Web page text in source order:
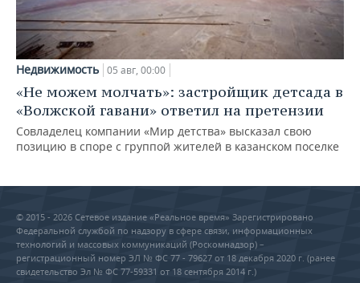
Недвижимость 05 авг, 00:00
«Не можем молчать»: застройщик детсада в
«Волжской гавани» ответил на претензии
Совладелец компании «Мир детства» высказал свою
позицию в споре с группой жителей в казанском поселке
© 2015 - 2026 Сетевое издание «Реальное время» Зарегистрировано
Федеральной службой по надзору в сфере связи, информационных
технологий и массовых коммуникаций (Роскомнадзор) –
регистрационный номер ЭЛ № ФС 77 - 79627 от 18 декабря 2020 г. (ранее
свидетельство Эл № ФС 77-59331 от 18 сентября 2014 г.)